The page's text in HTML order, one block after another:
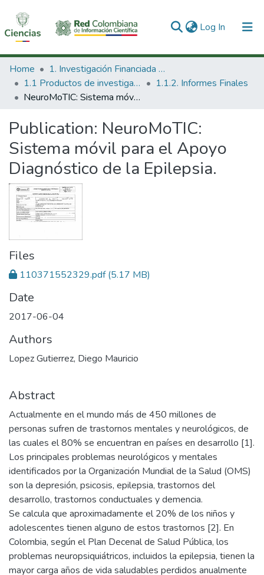
Log In (current)
Communities & Collections
All of DSpace
Home
1. Investigación Financiada con Recursos Públicos
1.1 Productos de investigación
1.1.2. Informes Finales
NeuroMoTIC: Sistema móvil para el Apoyo Diagnóstico de la Epilepsia.
Publication: NeuroMoTIC:
Sistema móvil para el Apoyo
Diagnóstico de la Epilepsia.
Files
110371552329.pdf(5.17 MB)
Date
2017-06-04
Authors
Lopez Gutierrez, Diego Mauricio
Abstract
Actualmente en el mundo más de 450 millones de
personas sufren de trastornos mentales y neurológicos, de
las cuales el 80% se encuentran en países en desarrollo [1].
Los principales problemas neurológicos y mentales
identificados por la Organización Mundial de la Salud (OMS)
son la depresión, psicosis, epilepsia, trastornos del
desarrollo, trastornos conductuales y demencia.
Se calcula que aproximadamente el 20% de los niños y
adolescentes tienen alguno de estos trastornos [2]. En
Colombia, según el Plan Decenal de Salud Pública, los
problemas neuropsiquiátricos, incluidos la epilepsia, tienen la
mayor carga años de vida saludables perdidos anualmente